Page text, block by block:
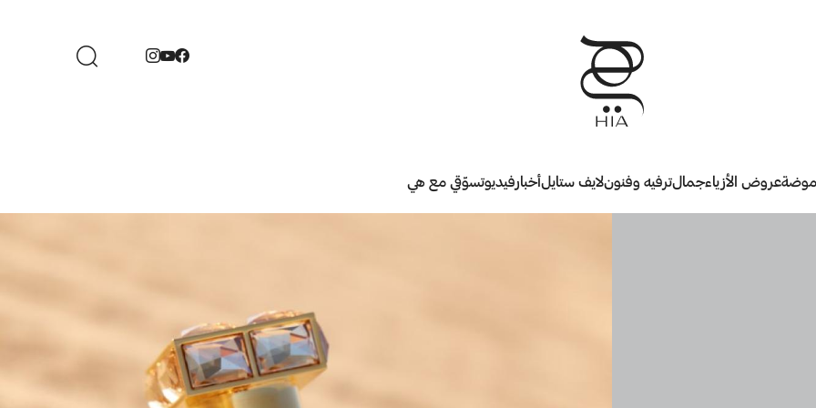
موضةعروض الأزياءجمالترفيه وفنونلايف ستايلأخبارفيديوتسوّقي مع هي